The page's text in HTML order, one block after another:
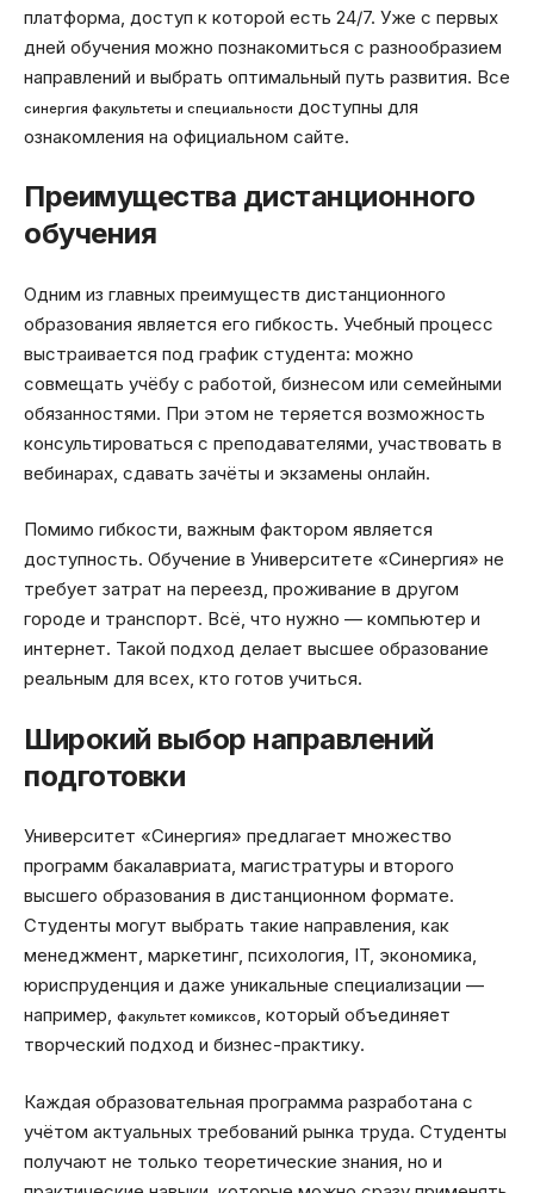
платформа, доступ к которой есть 24/7. Уже с первых
дней обучения можно познакомиться с разнообразием
направлений и выбрать оптимальный путь развития. Все
синергия факультеты и специальности доступны для
ознакомления на официальном сайте.
Преимущества дистанционного
обучения
Одним из главных преимуществ дистанционного
образования является его гибкость. Учебный процесс
выстраивается под график студента: можно
совмещать учёбу с работой, бизнесом или семейными
обязанностями. При этом не теряется возможность
консультироваться с преподавателями, участвовать в
вебинарах, сдавать зачёты и экзамены онлайн.
Помимо гибкости, важным фактором является
доступность. Обучение в Университете «Синергия» не
требует затрат на переезд, проживание в другом
городе и транспорт. Всё, что нужно — компьютер и
интернет. Такой подход делает высшее образование
реальным для всех, кто готов учиться.
Широкий выбор направлений
подготовки
Университет «Синергия» предлагает множество
программ бакалавриата, магистратуры и второго
высшего образования в дистанционном формате.
Студенты могут выбрать такие направления, как
менеджмент, маркетинг, психология, IT, экономика,
юриспруденция и даже уникальные специализации —
например, факультет комиксов, который объединяет
творческий подход и бизнес-практику.
Каждая образовательная программа разработана с
учётом актуальных требований рынка труда. Студенты
получают не только теоретические знания, но и